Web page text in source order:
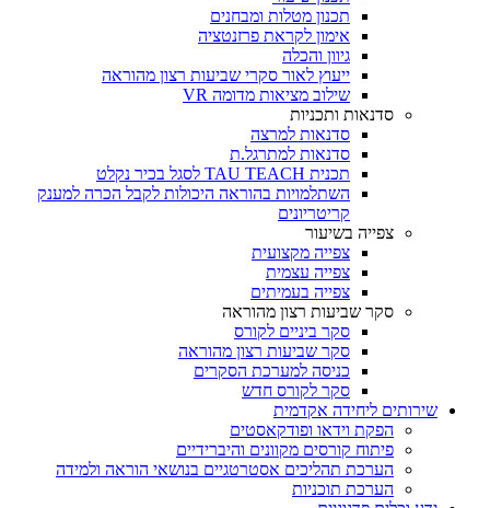
תכנון מטלות ומבחנים
אימון לקראת פרזנטציה
גיוון והכלה
ייעוץ לאור סקרי שביעות רצון מהוראה
שילוב מציאות מדומה VR
סדנאות ותכניות
סדנאות למרצה
סדנאות למתרגל.ת
תכנית TAU TEACH לסגל בכיר נקלט
השתלמויות בהוראה היכולות לקבל הכרה למענק
קריטריונים
צפייה בשיעור
צפייה מקצועית
צפייה עצמית
צפייה בעמיתים
סקר שביעות רצון מהוראה
סקר ביניים לקורס
סקר שביעות רצון מהוראה
כניסה למערכת הסקרים
סקר לקורס חדש
שירותים ליחידה אקדמית
הפקת וידאו ופודקאסטים
פיתוח קורסים מקוונים והיברידיים
הערכת תהליכים אסטרטגיים בנושאי הוראה ולמידה
הערכת תוכניות